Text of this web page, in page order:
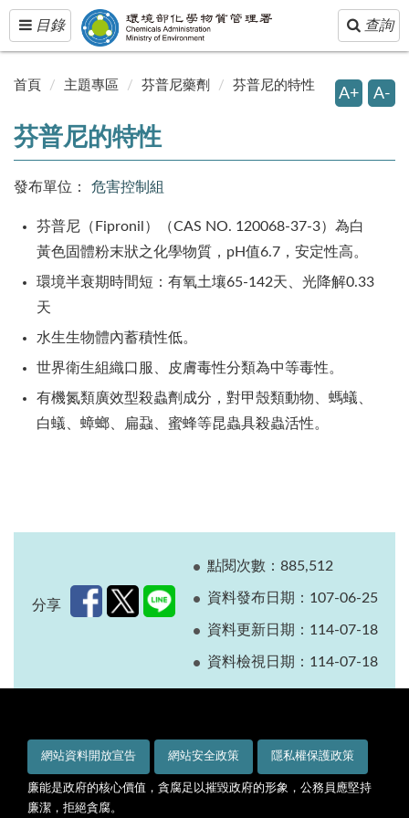
Toggle
navigation
目錄
Toggle
navigation
查詢
首頁 主題專區 芬普尼藥劑 芬普尼的特性
A+ A-
芬普尼的特性
發布單位： 危害控制組
芬普尼（Fipronil）（CAS NO. 120068-37-3）為白
黃色固體粉末狀之化學物質，pH值6.7，安定性高。
環境半衰期時間短：有氧土壤65-142天、光降解0.33
天
水生生物體內蓄積性低。
世界衛生組織口服、皮膚毒性分類為中等毒性。
有機氮類廣效型殺蟲劑成分，對甲殼類動物、螞蟻、
白蟻、蟑螂、扁蝨、蜜蜂等昆蟲具殺蟲活性。
分享
點閱次數：885,512
資料發布日期：107-06-25
資料更新日期：114-07-18
資料檢視日期：114-07-18
網站資料開放宣告 網站安全政策 隱私權保護政策
廉能是政府的核心價值，貪腐足以摧毀政府的形象，公務員應堅持
廉潔，拒絕貪腐。